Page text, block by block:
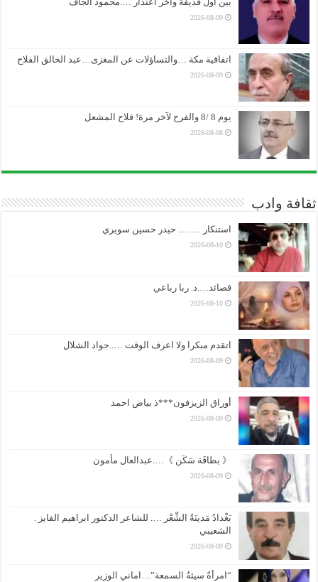
2026-08-09
اتفاقية مكة …والتساؤلات عن المغزى…عبد الخالق الفلاح
2026-08-09
يوم 8 /8 والفرح لآخر مرة! فلاح المشعل
2026-08-08
ثقافة وادب
استنكار …….. حيدر حسين سويري
2026-08-10
قصائد….د. ربا رباعي
2026-08-10
اتقدم مبكرا ولا اعرف الوقت …..جواد الشلال
2026-08-09
أوراق الزيزفون***ذ بياض احمد
2026-08-09
《 بطاقَة سَكَن 》….عبدالعال مأمون
2026-08-09
بَغْدادُ مَدينَةُ الشِّعْر …. للشاعر الدكتور ابراهيم الفايز .
الشعيبي
2026-08-09
“امرأةٌ سيئةُ السمعة”…اماني الوزير